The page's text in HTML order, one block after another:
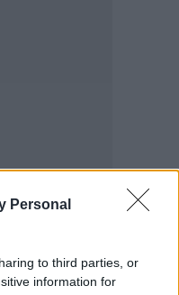
Personal
to third parties, or
information for
Ηράκλειο